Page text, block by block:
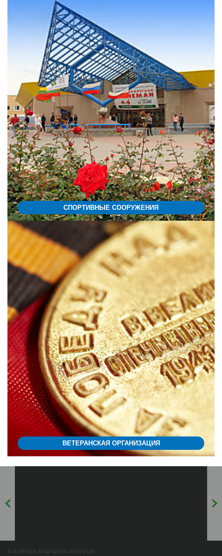
СПОРТИВНЫЕ СООРУЖЕНИЯ
ВЕТЕРАНСКАЯ ОРГАНИЗАЦИЯ
ВСЕ ПРАВА ЗАЩИЩЕНЫ 2006-2026